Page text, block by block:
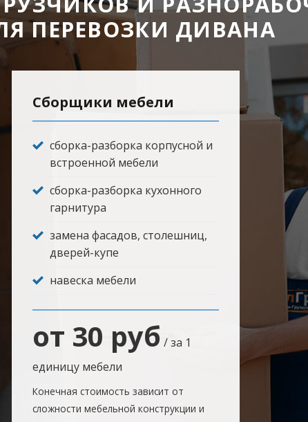
ПЕРЕВОЗКИ ДИВАНА
Сборщики мебели
сборка-разборка корпусной и
встроенной мебели
сборка-разборка кухонного
гарнитура
замена фасадов, столешниц,
дверей-купе
навеска мебели
от 30 руб / за 1
единицу мебели
Конечная стоимость зависит от
сложности мебельной конструкции и